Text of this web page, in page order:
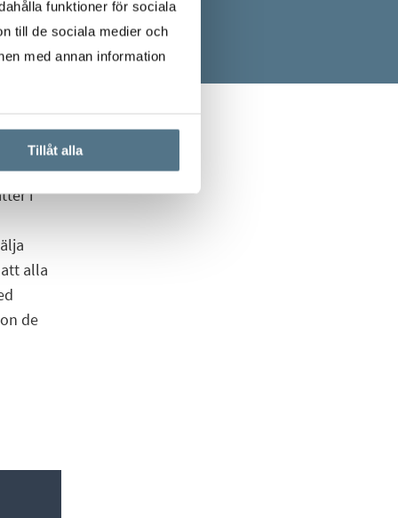
funktioner för sociala
till de sociala medier och
med annan information
Tillåt alla
i
alla
de